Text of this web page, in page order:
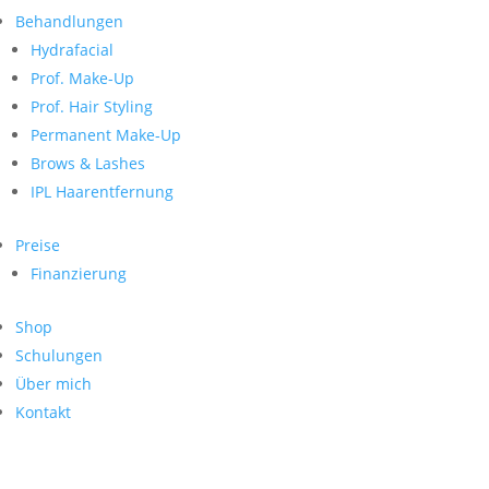
Behandlungen
Hydrafacial
Prof. Make-Up
Prof. Hair Styling
Permanent Make-Up
Brows & Lashes
IPL Haarentfernung
Preise
Finanzierung
Shop
Schulungen
Über mich
Kontakt
nach:
Neueste Kommentare
Archiv
Kategorien
Keine Kategorien
Meta
Anmelden
Feed der Einträge
WordPress.org
Search
nach:
Archive
Kontakt
Impressum
Datenschutz